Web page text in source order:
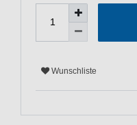
Wunschliste